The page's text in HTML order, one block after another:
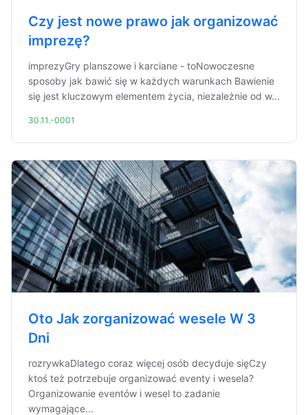
Czy jest nowe prawo jak organizować
imprezę?
imprezyGry planszowe i karciane - toNowoczesne
sposoby jak bawić się w każdych warunkach Bawienie
się jest kluczowym elementem życia, niezależnie od w...
30.11.-0001
Oto Jak zorganizować wesele W 3
Dni
rozrywkaDlatego coraz więcej osób decyduje sięCzy
ktoś też potrzebuje organizować eventy i wesela?
Organizowanie eventów i wesel to zadanie
wymagające...